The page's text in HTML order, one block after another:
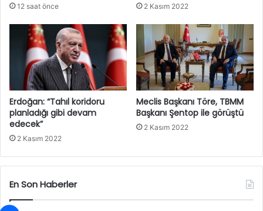
12 saat önce 2 Kasım 2022
Erdoğan: “Tahıl koridoru
planladığı gibi devam
edecek”
2 Kasım 2022
Meclis Başkanı Töre, TBMM
Başkanı Şentop ile görüştü
2 Kasım 2022
En Son Haberler